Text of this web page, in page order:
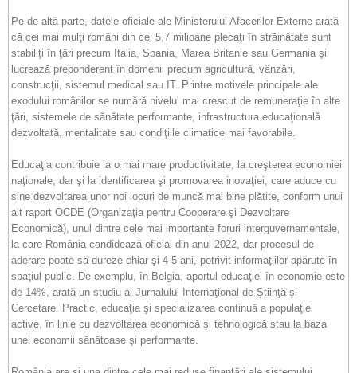
Pe de altă parte, datele oficiale ale Ministerului Afacerilor Externe arată
că cei mai mulţi români din cei 5,7 milioane plecaţi în străinătate sunt
stabiliţi în ţări precum Italia, Spania, Marea Britanie sau Germania şi
lucrează preponderent în domenii precum agricultură, vânzări,
construcţii, sistemul medical sau IT. Printre motivele principale ale
exodului românilor se numără nivelul mai crescut de remuneraţie în alte
ţări, sistemele de sănătate­­ performante, infrastructura educaţională
dezvoltată, mentalitate sau condiţiile climatice mai favorabile.
Educaţia contribuie la o mai mare productivitate, la creşterea economiei
naţionale, dar şi la identificarea şi promovarea inovaţiei, care aduce cu
sine dezvoltarea unor noi locuri de muncă mai bine plătite, conform unui
alt raport OCDE (Organizaţia pentru Cooperare şi Dezvoltare
Economică), unul dintre cele mai importante foruri interguvernamentale,
la care România candidează oficial din anul 2022, dar procesul de
aderare poate să dureze chiar şi 4-5 ani, potrivit informaţiilor apărute în
spaţiul public. De exemplu, în Belgia, aportul educaţiei în economie este
de 14%, arată un studiu al Jurnalului Internaţional de Ştiinţă şi
Cercetare. Practic, educaţia şi specializarea continuă a populaţiei
active, în linie cu dezvoltarea economică şi tehnologică stau la baza
unei economii sănătoase şi performante.